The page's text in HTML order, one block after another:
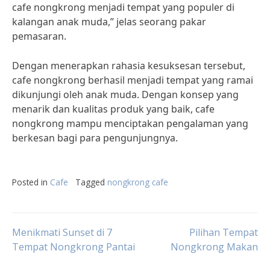
cafe nongkrong menjadi tempat yang populer di
kalangan anak muda,” jelas seorang pakar
pemasaran.
Dengan menerapkan rahasia kesuksesan tersebut,
cafe nongkrong berhasil menjadi tempat yang ramai
dikunjungi oleh anak muda. Dengan konsep yang
menarik dan kualitas produk yang baik, cafe
nongkrong mampu menciptakan pengalaman yang
berkesan bagi para pengunjungnya.
Posted in Cafe Tagged nongkrong cafe
Post
Menikmati Sunset di 7
Tempat Nongkrong Pantai
Pilihan Tempat
Nongkrong Makan